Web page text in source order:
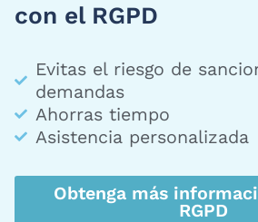
con el RGPD
Evitas el riesgo de
demandas
Ahorras tiempo
Asistencia personalizada
Obtenga más
RGPD